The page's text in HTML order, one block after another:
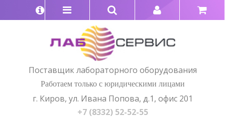
Поставщик лабораторного оборудования
Работаем только с юридическими лицами
г. Киров, ул. Ивана Попова, д.1, офис 201
+7 (8332) 52-52-55